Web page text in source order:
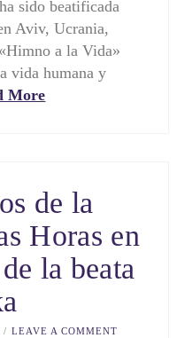
sido beatificada
Aviv, Ucrania,
a la Vida»
vida humana y
More
de la
Horas en
la beata
LEAVE A COMMENT